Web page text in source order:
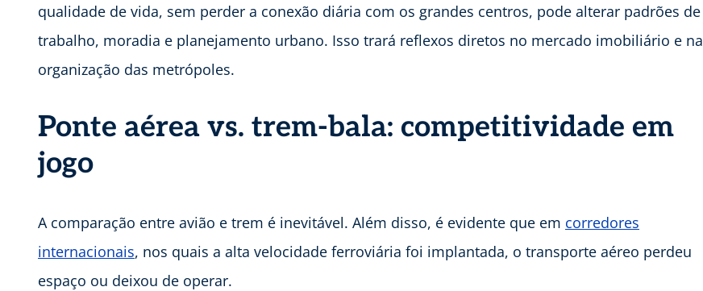
qualidade de vida, sem perder a conexão diária com os grandes centros, pode alterar padrões de
trabalho, moradia e planejamento urbano. Isso trará reflexos diretos no mercado imobiliário e na
organização das metrópoles.
Ponte aérea vs. trem-bala: competitividade em
jogo
A comparação entre avião e trem é inevitável. Além disso, é evidente que em corredores
internacionais, nos quais a alta velocidade ferroviária foi implantada, o transporte aéreo perdeu
espaço ou deixou de operar.